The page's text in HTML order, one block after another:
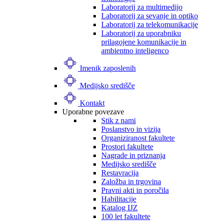
Laboratorij za multimedijo
Laboratorij za sevanje in optiko
Laboratorij za telekomunikacije
Laboratorij za uporabniku
prilagojene komunikacije in
ambientno inteligenco
Imenik zaposlenih
Medijsko središče
Kontakt
Uporabne povezave
Stik z nami
Poslanstvo in vizija
Organiziranost fakultete
Prostori fakultete
Nagrade in priznanja
Medijsko središče
Restavracija
Založba in trgovina
Pravni akti in poročila
Habilitacije
Katalog IJZ
100 let fakultete